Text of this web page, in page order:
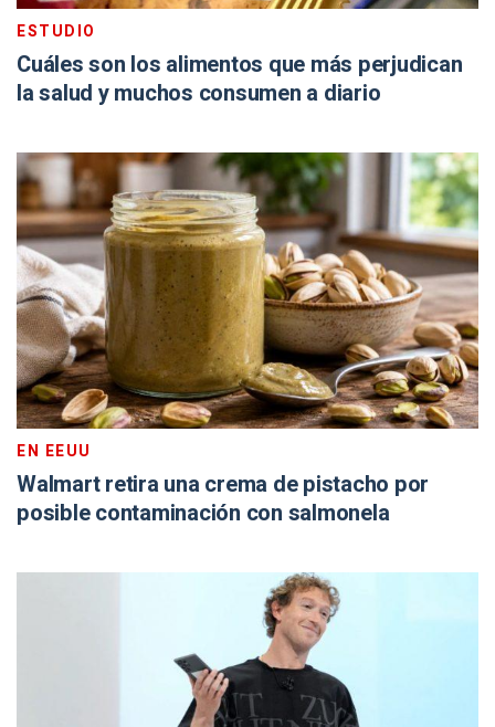
ESTUDIO
Cuáles son los alimentos que más perjudican
la salud y muchos consumen a diario
EN EEUU
Walmart retira una crema de pistacho por
posible contaminación con salmonela